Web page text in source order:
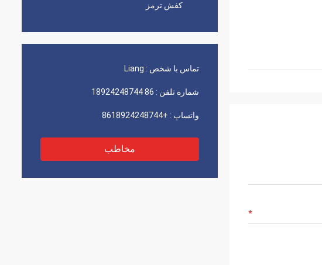
کفش ترمز
تماس با شخص : Liang
شماره تلفن : 86 18924248744
واتساپ : +8618924248744
مخاطب